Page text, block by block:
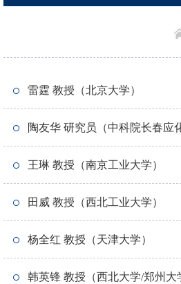
雷霆 教授（北京大学）
陶友华 研究员（中科院长春应
王琳 教授（南京工业大学）
田威 教授（西北工业大学）
杨全红 教授（天津大学）
韩英锋 教授（西北大学/郑州大